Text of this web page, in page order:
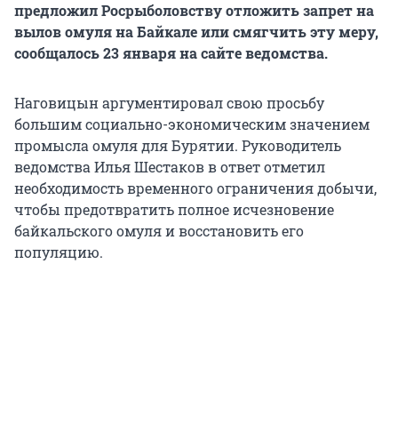
предложил Росрыболовству отложить запрет на
вылов омуля на Байкале или смягчить эту меру,
сообщалось 23 января на сайте ведомства.
Наговицын аргументировал свою просьбу
большим социально-экономическим значением
промысла омуля для Бурятии. Руководитель
ведомства Илья Шестаков в ответ отметил
необходимость временного ограничения добычи,
чтобы предотвратить полное исчезновение
байкальского омуля и восстановить его
популяцию.